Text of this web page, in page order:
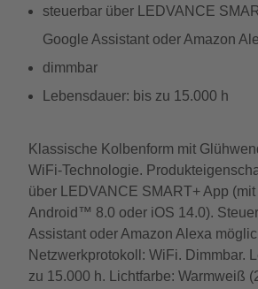
steuerbar über LEDVANCE
Google Assistant oder Amazon
dimmbar
Lebensdauer: bis zu 15.000 h
Klassische Kolbenform mit
WiFi-Technologie.
über LEDVANCE SMART+ App
Android™️ 8.0 oder iOS 14.0).
Assistant oder Amazon Alexa
Netzwerkprotokoll: WiFi. Dimmbar.
zu 15.000 h. Lichtfarbe: Warmweiß